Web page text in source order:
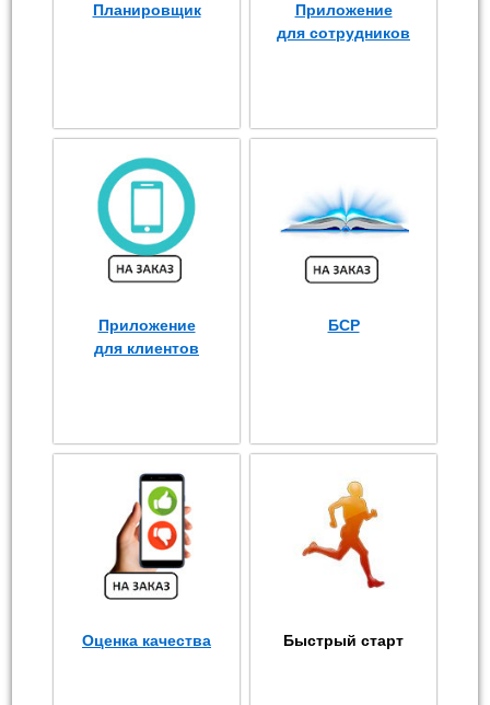
Планировщик
Приложение
для сотрудников
Приложение
для клиентов
БСР
Оценка качества Быстрый старт